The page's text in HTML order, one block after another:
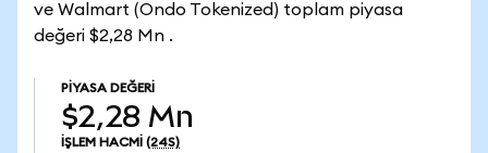
ve Walmart (Ondo Tokenized) toplam piyasa
değeri $2,28 Mn .
PIYASA DEĞERI
$2,28 Mn
İŞLEM HACMI (24S)